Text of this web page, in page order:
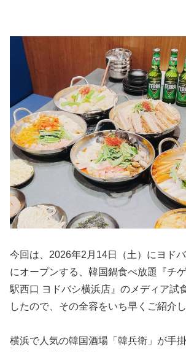
今回は、2026年2月14日（土）にヨド
にオープンする、韓国鍋食べ放題『チ
駅西口 ヨドバシ横浜店』のメディア試
したので、その全容をいち早くご紹介し
横浜で人気の韓国酒場「韓兵衛」が手